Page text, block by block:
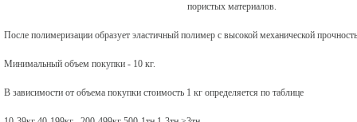
пористых материалов.
После полимеризации образует эластичный полимер с высокой механической
Минимальный объем покупки - 10 кг.
В зависимости от объема покупки стоимость 1 кг определяется по таблице